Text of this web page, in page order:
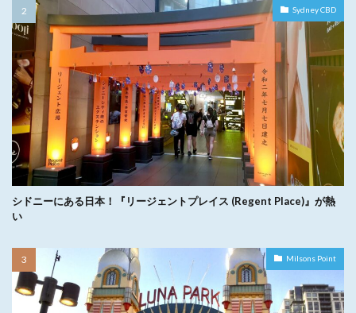
Sydney CBD
シドニーにある日本！『リージェントプレイス (Regent Place)』が熱
い
Milsons Point